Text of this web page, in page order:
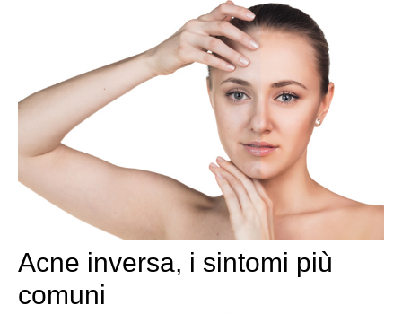
Acne inversa, i sintomi più
comuni